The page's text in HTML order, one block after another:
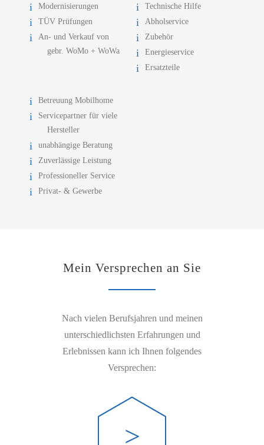
Modernisierungen
TÜV Prüfungen
An- und Verkauf von
gebr. WoMo + WoWa
Technische Hilfe
Abholservice
Zubehör
Energieservice
Ersatzteile
Betreuung Mobilhome
Servicepartner für viele
Hersteller
unabhängige Beratung
Zuverlässige Leistung
Professioneller Service
Privat- & Gewerbe
Mein Versprechen an Sie
Nach vielen Berufsjahren und meinen
unterschiedlichsten Erfahrungen und
Erlebnissen kann ich Ihnen folgendes
Versprechen: